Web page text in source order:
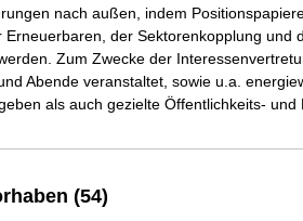
nach außen, indem
der Sektorenkopplung und
Zum Zwecke der
Abende veranstaltet, sowie u.a.
als auch gezielte Öffentlichkeits- und
(54)